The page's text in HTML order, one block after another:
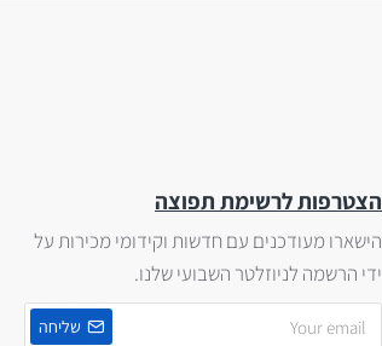
הצטרפות לרשימת תפוצה
הישארו מעודכנים עם חדשות וקידומי מכירות על
ידי הרשמה לניוזלטר השבועי שלנו.
שליחה